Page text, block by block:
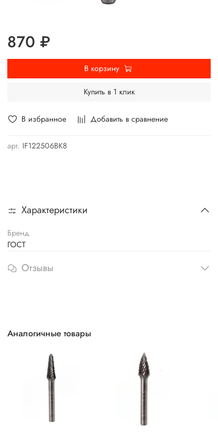
В избранное Добавить в сравнение
арт. IF122506ВК8
870 ₽
В корзину
Купить в 1 клик
Характеристики
Бренд
ГОСТ
Отзывы
Аналогичные товары